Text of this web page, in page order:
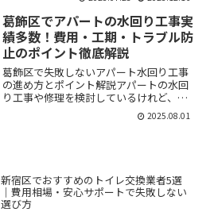
なトラブルで業務に支障が出て困ってい
る」「法人向けの空調交換や入替って、
何から相談すればいいの？...
葛飾区でアパートの水回り工事実
績多数！費用・工期・トラブル防
止のポイント徹底解説
葛飾区で失敗しないアパート水回り工事
の進め方とポイント解説アパートの水回
り工事や修理を検討しているけれど、
「どれくらい費用がかかるの？」「工事
中に住人や入居者に迷惑をかけないか心
2025.08.01
新宿区でおすすめのトイレ交換業者5選
｜費用相場・安心サポートで失敗しない
選び方